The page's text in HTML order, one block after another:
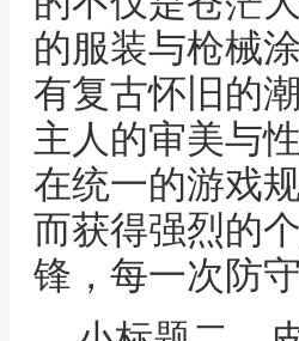
的服装与枪械
有复古怀旧的
主人的审美与
在统一的游戏
而获得强烈的
锋，每一次防